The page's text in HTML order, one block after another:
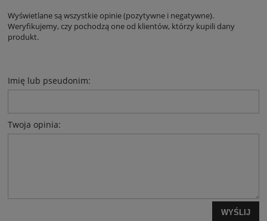
Wyświetlane są wszystkie opinie (pozytywne i negatywne).
Weryfikujemy, czy pochodzą one od klientów, którzy kupili dany
produkt.
Imię lub pseudonim:
Twoja opinia:
WYŚLIJ